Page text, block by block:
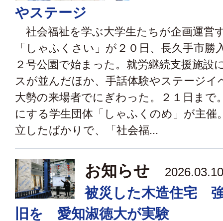
やステージ
社会福祉を学ぶ大学生たちが企画運営
「しゃふくさい」が２０日、長久手市勝
２号公園で始まった。就労継続支援施設
スが並んだほか、手話体験やステージイ
大勢の来場者でにぎわった。２１日ま
にする学生団体「しゃふくのめ」が主催
立したばかりで、「社会福...
お知らせ
被災した木造住宅
旧を 愛知淑徳大が実験